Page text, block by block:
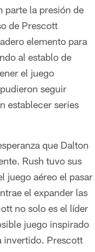
parte la presión de
de Prescott
elemento para
al establo de
el juego
seguir
establecer series
que Dalton
Rush tuvo sus
juego aéreo el pasar
el expander las
no solo es el líder
juego inspirado
invertido. Prescott